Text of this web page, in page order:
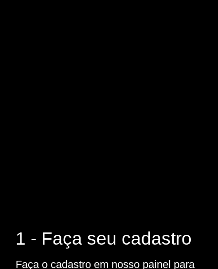
1 - Faça seu cadastro
Faça o cadastro em nosso painel para